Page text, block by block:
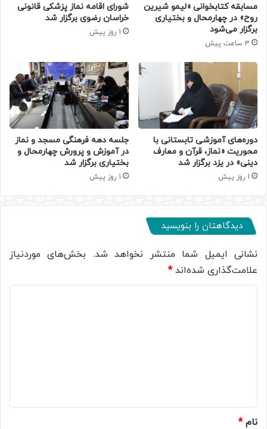
مسابقه کتابخوانی «لیمو شیرین
روح» در چهارمحال و بختیاری
برگزار می‌شود
3 ساعت پیش
شورای اقامه نماز پزشکی قانونی
خراسان رضوی برگزار شد
1 روز پیش
دوره‌های آموزشی تابستانی با
محوریت «نماز، قرآن و معارف
دینی» در یزد برگزار شد
1 روز پیش
جلسه دهه فرهنگی مسجد و نماز
در آموزش و پرورش چهارمحال و
بختیاری برگزار شد
1 روز پیش
دیدگاهتان را بنویسید
نشانی ایمیل شما منتشر نخواهد شد. بخش‌های موردنیاز
علامت‌گذاری شده‌اند*
نام*